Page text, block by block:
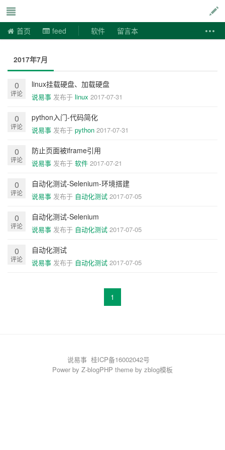
首页 feed 软件 留言本
2017年7月
0
评论
linux挂载硬盘、加载硬盘
说易事 发布于 linux 2017-07-31
0
评论
python入门-代码简化
说易事 发布于 python 2017-07-31
0
评论
防止页面被iframe引用
说易事 发布于 软件 2017-07-21
0
评论
自动化测试-Selenium-环境搭建
说易事 发布于 自动化测试 2017-07-05
0
评论
自动化测试-Selenium
说易事 发布于 自动化测试 2017-07-05
0
评论
自动化测试
说易事 发布于 自动化测试 2017-07-05
1
说易事 桂ICP备16002042号
Power by Z-blogPHP theme by zblog模板